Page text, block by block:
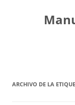
contenido
ARCHIVO DE LA